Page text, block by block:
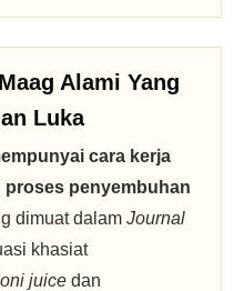
Alami Yang
Luka
cara kerja
penyembuhan
dimuat dalam Journal
khasiat
juice dan